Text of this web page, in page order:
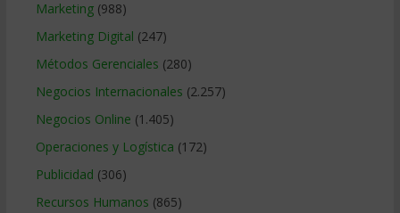
Marketing(988)
Marketing Digital (247)
Métodos Gerenciales (280)
Negocios Internacionales (2.257)
Negocios Online (1.405)
Operaciones y Logística (172)
Publicidad (306)
Recursos Humanos (865)